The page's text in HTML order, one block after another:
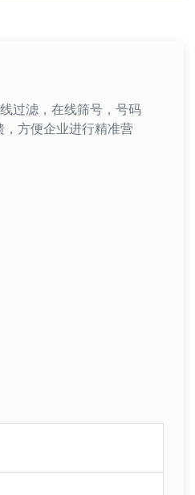
过滤，在线筛号，号码
方便企业进行精准营